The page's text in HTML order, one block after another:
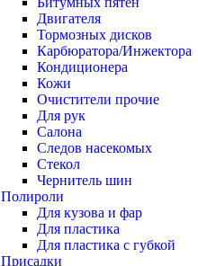
Двигателя
Тормозных дисков
Карбюратора/Инжектора
Кондиционера
Кожи
Очистители прочие
Для рук
Салона
Следов насекомых
Стекол
Чернитель шин
Полироли
Для кузова и фар
Для пластика
Для пластика с губкой
Присадки